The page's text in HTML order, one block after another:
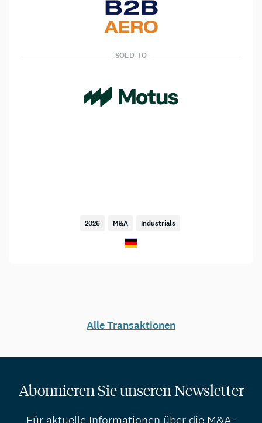
SOLD TO
2026 M&A Industrials
Alle Transaktionen
Abonnieren Sie unseren Newsletter